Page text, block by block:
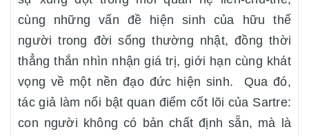
cùng những vấn đề hiện sinh của hữu thể
người trong đời sống thường nhật, đồng thời
thẳng thắn nhìn nhận giá trị, giới hạn cùng khát
vọng về một nền đạo đức hiện sinh. Qua đó,
tác giả làm nổi bật quan điểm cốt lõi của Sartre:
con người không có bản chất định sẵn, mà là